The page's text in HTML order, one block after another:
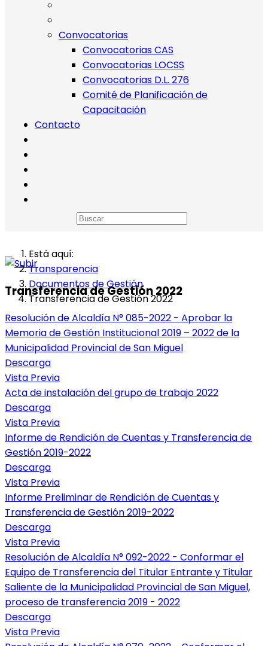
Convocatorias
Convocatorias CAS
Convocatorias LOCSS
Convocatorias D.L. 276
Comité de Planificación de
Capacitación
Contacto
Está aquí:
Transparencia
Documentos de Gestión
Transferencia de Gestión 2022
Transferencia de Gestión 2022
Resolución de Alcaldía N° 085-2022 - Aprobar la
Memoria de Gestión Institucional 2019 – 2022 de la
Municipalidad Provincial de San Miguel
Descarga
Vista Previa
Acta de instalación del grupo de trabajo 2022
Descarga
Vista Previa
Informe de Rendición de Cuentas y Transferencia de
Gestión 2019-2022
Descarga
Vista Previa
Informe Preliminar de Rendición de Cuentas y
Transferencia de Gestión 2019-2022
Descarga
Vista Previa
Resolución de Alcaldía N° 092-2022 - Conformar el
Equipo de Transferencia del Titular Entrante y Titular
Saliente de la Municipalidad Provincial de San Miguel,
proceso de transferencia 2019 - 2022
Descarga
Vista Previa